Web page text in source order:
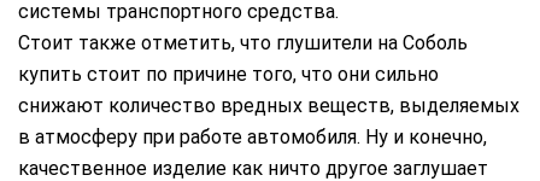
системы транспортного средства.
Стоит также отметить, что глушители на Соболь
купить стоит по причине того, что они сильно
снижают количество вредных веществ, выделяемых
в атмосферу при работе автомобиля. Ну и конечно,
качественное изделие как ничто другое заглушает